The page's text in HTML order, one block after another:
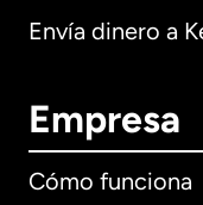
Envía dinero a
Empresa
Cómo funciona